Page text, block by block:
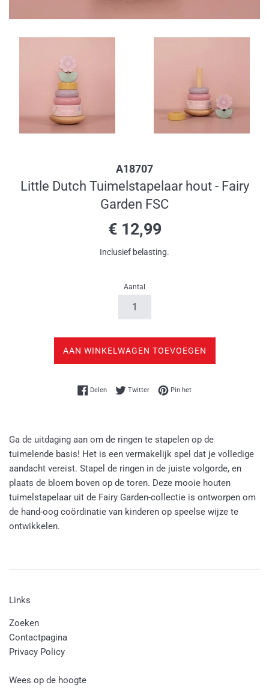
A18707
Little Dutch Tuimelstapelaar hout - Fairy
Garden FSC
Normale
prijs
€ 12,99
Inclusief belasting.
Aantal
AAN WINKELWAGEN TOEVOEGEN
DelenDelen op Facebook
TwitterTwitteren op Twitter
Pin hetPinnen op Pinterest
Ga de uitdaging aan om de ringen te stapelen op de
tuimelende basis! Het is een vermakelijk spel dat je volledige
aandacht vereist. Stapel de ringen in de juiste volgorde, en
plaats de bloem boven op de toren. Deze mooie houten
tuimelstapelaar uit de Fairy Garden-collectie is ontworpen om
de hand-oog coördinatie van kinderen op speelse wijze te
ontwikkelen.
Links
Zoeken
Contactpagina
Privacy Policy
Wees op de hoogte